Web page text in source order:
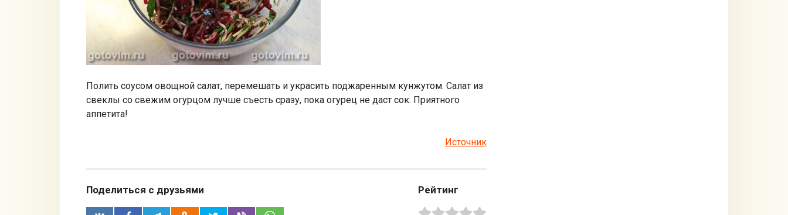
Полить соусом овощной салат, перемешать и украсить поджаренным кунжутом. Салат из
свеклы со свежим огурцом лучше съесть сразу, пока огурец не даст сок. Приятного
аппетита!
Источник
Поделиться с друзьями Рейтинг